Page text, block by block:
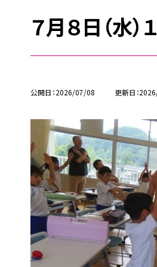
７月８日（水
公開日 2026/07/08 更新日